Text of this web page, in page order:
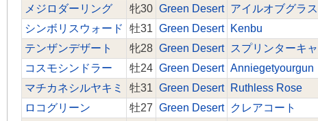
メジロダーリング
牝30 Green Desert アイルオブグラス
シンボリスウォード
牡31 Green Desert Kenbu
テンザンデザート
牝28 Green Desert スプリンターキ
コスモシンドラー
牡24 Green Desert Anniegetyourgun
マチカネシルヤキミ
牡31 Green Desert Ruthless Rose
ロコグリーン
牡27 Green Desert クレアコート